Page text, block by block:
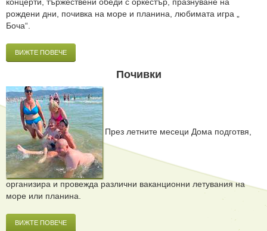
рождени дни, почивка на море и планина, любимата игра „
Боча“.
ВИЖТЕ ПОВЕЧЕ
Почивки
През летните месеци Дома подготвя,
организира и провежда различни ваканционни летувания на
море или планина.
ВИЖТЕ ПОВЕЧЕ